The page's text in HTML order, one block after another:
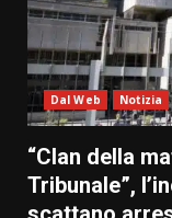
Dal Web Notizia
“Clan della
Tribunale”,